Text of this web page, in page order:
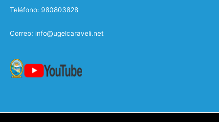
Teléfono: 980803828
Correo: info@ugelcaraveli.net